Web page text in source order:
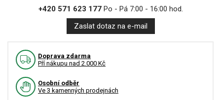
+420 571 623 177Po - Pá 7:00 - 16:00 hod.
Zaslat dotaz na e-mail
Doprava zdarma
Pří nákupu nad 2.000 Kč
Osobní odběr
Ve 3 kamenných prodejnách